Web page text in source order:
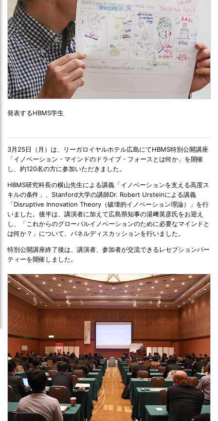
発表するHBMS学生
3月25日（月）は、リーガロイヤルホテル広島にてHBMS特別公開講座
「イノベーション・マインドのドライブ・フォースとは何か」を開催
し、約120名の方に参加いただきました。
HBMS研究科長の横山先生による講義「イノベーションを支える高度ス
キルの条件」、Stanford大学の講師Dr. Robert Ursteinによる講義
「Disruptive Innovation Theory（破壊的イノベーション理論）」を行
いました。後半は、講演者に加えて広島県知事の湯﨑英彦氏をお迎え
し、「これからのグローバルイノベーションのために必要なマインドと
は何か？」について、パネルディスカッションを行いました。
特別公開講座終了後は、講演者、参加者が交流できるレセプションパー
ティーを開催しました。